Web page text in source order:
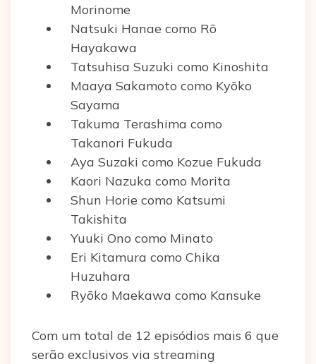
Morinome
Natsuki Hanae como Rō
Hayakawa
Tatsuhisa Suzuki como Kinoshita
Maaya Sakamoto como Kyōko
Sayama
Takuma Terashima como
Takanori Fukuda
Aya Suzaki como Kozue Fukuda
Kaori Nazuka como Morita
Shun Horie como Katsumi
Takishita
Yuuki Ono como Minato
Eri Kitamura como Chika
Huzuhara
Ryōko Maekawa como Kansuke
Com um total de 12 episódios mais 6 que
serão exclusivos via streaming